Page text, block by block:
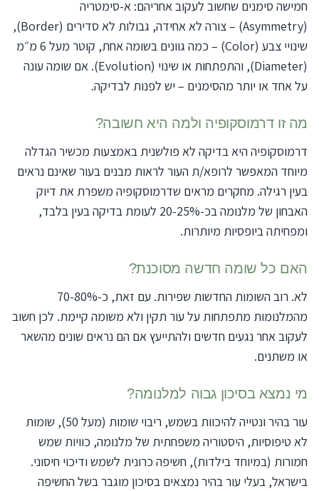
חמישה סימנים שחשוב לעקוב אחריהם: א-סימטריה
(Asymmetry) – צורה לא אחידה, גבולות לא סדירים (Border),
שינויי צבע (Color) – כמה גוונים בשומה אחת, קוטר מעל 6 מ״מ
(Diameter), והתפתחות או שינוי (Evolution). אם שומה עונה
על אחד או יותר מהסימנים – יש לפנות לבדיקה.
מה זו דרמוסקופיה ולמה היא חשובה?
דרמוסקופיה היא בדיקה לא פולשנית באמצעות מכשיר הגדלה
מיוחד המאפשר לרופא/ת העור לראות מבנים בעור שאינם נראים
בעין רגילה. מחקרים מראים שדרמוסקופיה משפרת את דיוק
האבחון של מלנומה בכ-20-25% לעומת בדיקה בעין בלבד,
ומפחיתה ביופסיות מיותרות.
האם כל שומה חדשה מסוכנת?
לא. רוב השומות החדשות שפירות. עם זאת, כ-70-80%
מהמלנומות מתפתחות על עור תקין ולא משומה קיימת. לכן חשוב
לעקוב אחר נגעים חדשים ולהתייעץ אם הם נראים שונים מהשאר
או משתנים.
מי נמצא בסיכון גבוה למלנומה?
עור בהיר ונטייה להיכוות בשמש, ריבוי שומות (מעל 50), שומות
לא טיפוסיות, היסטוריה משפחתית של מלנומה, כוויות שמש
חמורות (במיוחד בילדות), חשיפה כרונית לשמש ודיכוי חיסוני.
בישראל, בעלי עור בהיר נמצאים בסיכון מוגבר בשל החשיפה